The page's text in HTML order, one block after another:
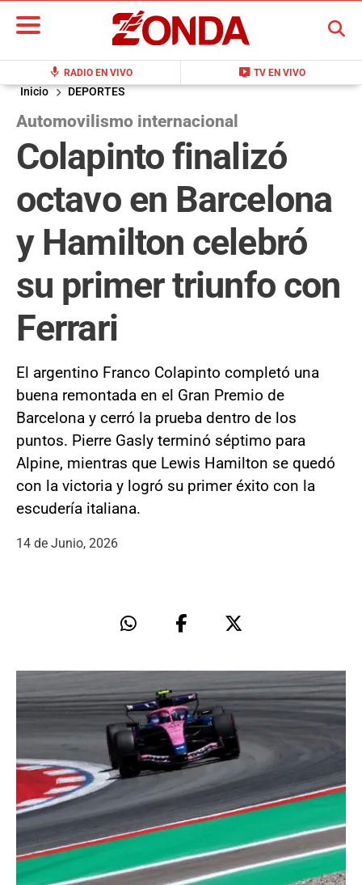
mic RADIO EN VIVO live_tv TV EN VIVO
BUSCAR
Inicio DEPORTES
Automovilismo internacional
Colapinto finalizó
octavo en Barcelona
y Hamilton celebró
su primer triunfo con
Ferrari
El argentino Franco Colapinto completó una
buena remontada en el Gran Premio de
Barcelona y cerró la prueba dentro de los
puntos. Pierre Gasly terminó séptimo para
Alpine, mientras que Lewis Hamilton se quedó
con la victoria y logró su primer éxito con la
escudería italiana.
14 de Junio, 2026